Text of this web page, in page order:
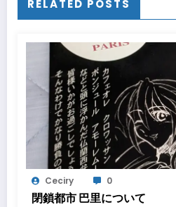
RELATED POSTS
Ceciry 0
閉鎖都市 巴里について